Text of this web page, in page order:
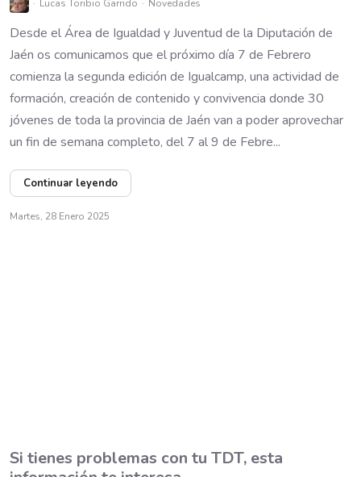
Lucas Toribio Garrido Novedades
Desde el Área de Igualdad y Juventud de la Diputación de
Jaén os comunicamos que el próximo día 7 de Febrero
comienza la segunda edición de Igualcamp, una actividad de
formación, creación de contenido y convivencia donde 30
jóvenes de toda la provincia de Jaén van a poder aprovechar
un fin de semana completo, del 7 al 9 de Febre...
Continuar leyendo
Martes, 28 Enero 2025
Si tienes problemas con tu TDT, esta